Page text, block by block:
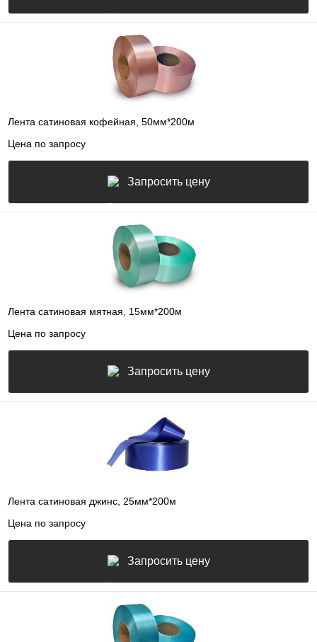
Лента сатиновая кофейная, 50мм*200м
Цена по запросу
Запросить цену
Лента сатиновая мятная, 15мм*200м
Цена по запросу
Запросить цену
Лента сатиновая джинс, 25мм*200м
Цена по запросу
Запросить цену